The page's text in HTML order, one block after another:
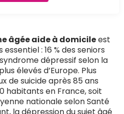
âgée aide à domicileest
: 16 % des seniors
dépressif selon la
élevés d’Europe. Plus
de suicide après 85 ans
habitants en France, soit
nationale selon Santé